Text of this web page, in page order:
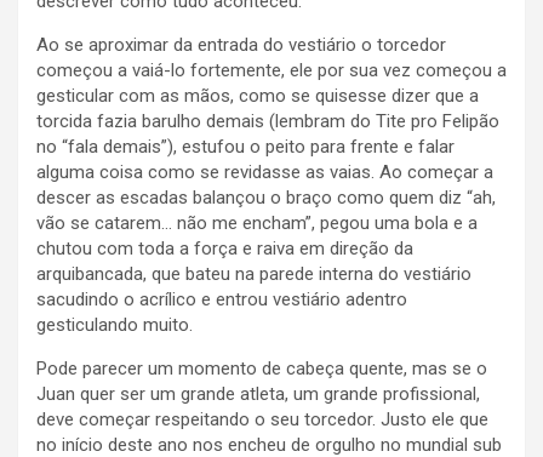
Ao se aproximar da entrada do vestiário o torcedor
começou a vaiá-lo fortemente, ele por sua vez começou a
gesticular com as mãos, como se quisesse dizer que a
torcida fazia barulho demais (lembram do Tite pro Felipão
no “fala demais”), estufou o peito para frente e falar
alguma coisa como se revidasse as vaias. Ao começar a
descer as escadas balançou o braço como quem diz “ah,
vão se catarem… não me encham”, pegou uma bola e a
chutou com toda a força e raiva em direção da
arquibancada, que bateu na parede interna do vestiário
sacudindo o acrílico e entrou vestiário adentro
gesticulando muito.
Pode parecer um momento de cabeça quente, mas se o
Juan quer ser um grande atleta, um grande profissional,
deve começar respeitando o seu torcedor. Justo ele que
no início deste ano nos encheu de orgulho no mundial sub